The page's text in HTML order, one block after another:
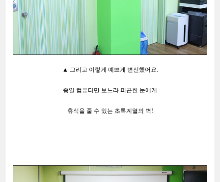
▲ 그리고 이렇게 예쁘게 변신했어요.
종일 컴퓨터만 보느라 피곤한 눈에게
휴식을 줄 수 있는 초록계열의 벽!